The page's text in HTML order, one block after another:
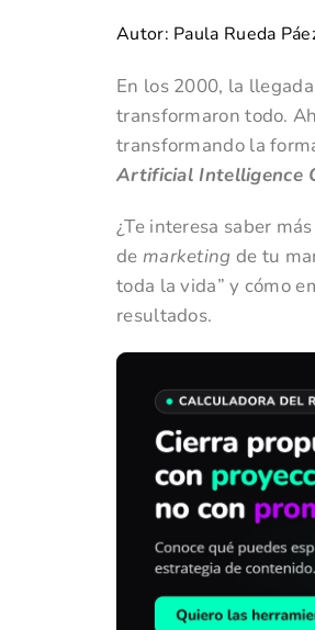
Autor: Paula Rueda
En los 2000, la
transformaron todo.
transformando la
Artificial Intelligence
¿Te interesa saber
de marketing de tu
toda la vida” y cómo
resultados.